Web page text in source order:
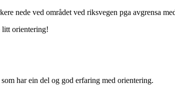
nede ved området ved riksvegen pga avgrensa
litt orientering!
har ein del og god erfaring med orientering.